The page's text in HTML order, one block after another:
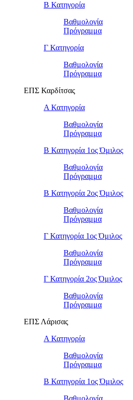
Β Κατηγορία
Βαθμολογία
Πρόγραμμα
Γ Κατηγορία
Βαθμολογία
Πρόγραμμα
ΕΠΣ Καρδίτσας
Α Κατηγορία
Βαθμολογία
Πρόγραμμα
Β Κατηγορία 1ος Όμιλος
Βαθμολογία
Πρόγραμμα
Β Κατηγορία 2ος Όμιλος
Βαθμολογία
Πρόγραμμα
Γ Κατηγορία 1ος Όμιλος
Βαθμολογία
Πρόγραμμα
Γ Κατηγορία 2ος Όμιλος
Βαθμολογία
Πρόγραμμα
ΕΠΣ Λάρισας
Α Κατηγορία
Βαθμολογία
Πρόγραμμα
Β Κατηγορία 1ος Όμιλος
Βαθμολογία